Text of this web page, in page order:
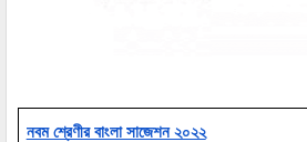
নবম শ্রেণীর বাংলা সাজেশন ২০২২